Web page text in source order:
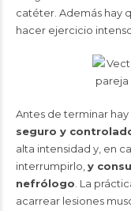
catéter. Además hay
hacer ejercicio
Antes de terminar
seguro y
alta intensidad y, en
interrumpirlo, y
nefrólogo . La
acarrear lesiones